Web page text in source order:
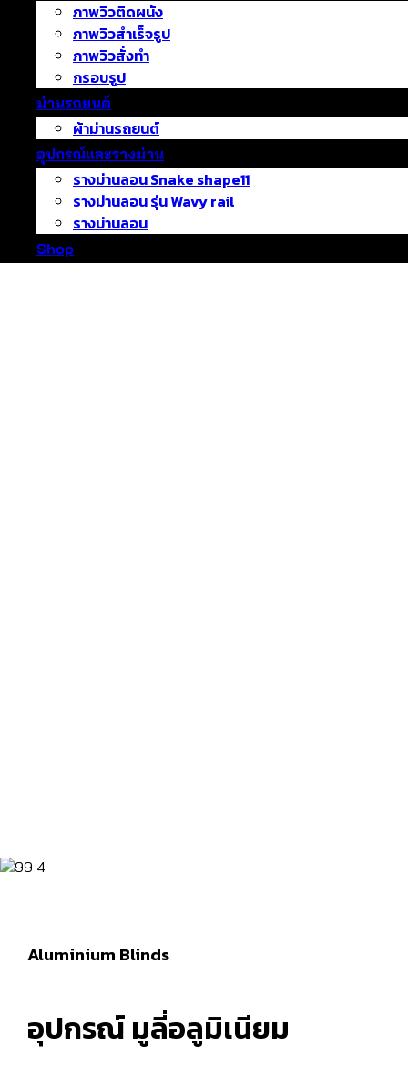
ภาพวิวติดผนัง
ภาพวิวสำเร็จรูป
ภาพวิวสั่งทำ
กรอบรูป
ม่านรถยนต์
ผ้าม่านรถยนต์
อุปกรณ์และรางม่าน
รางม่านลอน Snake shape11
รางม่านลอน รุ่น Wavy rail
รางม่านลอน
Shop
Aluminium Blinds
อุปกรณ์ มูลี่อลูมิเนียม